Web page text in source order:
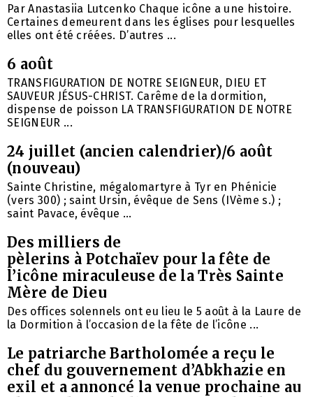
Par Anastasiia Lutcenko Chaque icône a une histoire.
Certaines demeurent dans les églises pour lesquelles
elles ont été créées. D’autres ...
6 août
TRANSFIGURATION DE NOTRE SEIGNEUR, DIEU ET
SAUVEUR JÉSUS-CHRIST. Carême de la dormition,
dispense de poisson LA TRANSFIGURATION DE NOTRE
SEIGNEUR ...
24 juillet (ancien calendrier)/6 août
(nouveau)
Sainte Christine, mégalomartyre à Tyr en Phénicie
(vers 300) ; saint Ursin, évêque de Sens (IVème s.) ;
saint Pavace, évêque ...
Des milliers de
pèlerins à Potchaïev pour la fête de
l’icône miraculeuse de la Très Sainte
Mère de Dieu
Des offices solennels ont eu lieu le 5 août à la Laure de
la Dormition à l’occasion de la fête de l’icône ...
Le patriarche Bartholomée a reçu le
chef du gouvernement d’Abkhazie en
exil et a annoncé la venue prochaine au